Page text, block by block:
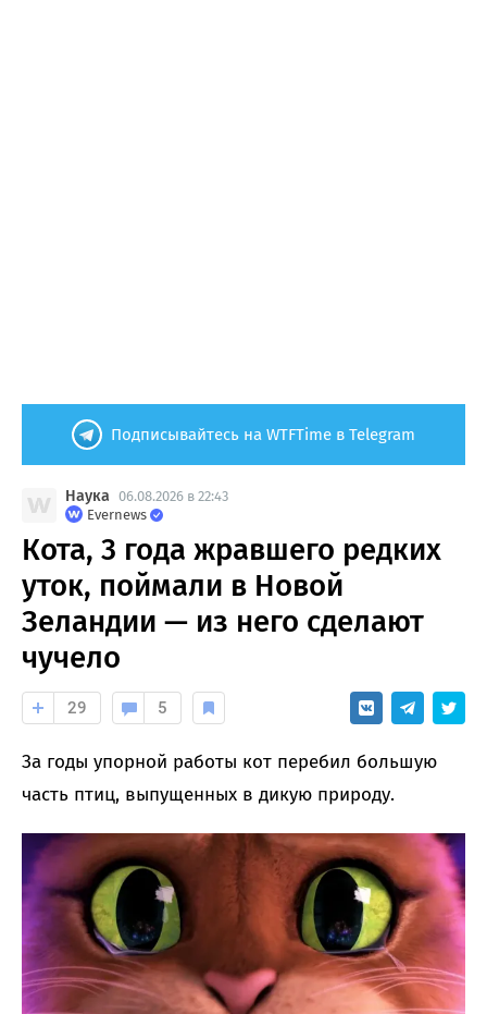
Подписывайтесь на WTFTime в Telegram
Наука 06.08.2026 в 22:43
Evernews
Кота, 3 года жравшего редких
уток, поймали в Новой
Зеландии — из него сделают
чучело
29 5
За годы упорной работы кот перебил большую
часть птиц, выпущенных в дикую природу.